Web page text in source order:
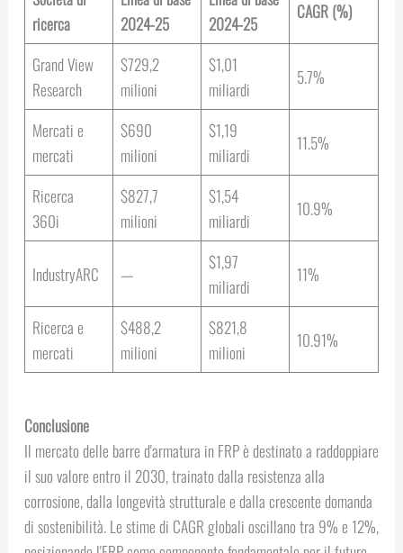
ricerca
2024-25
2024-25
CAGR (%)
Grand View
Research
$729,2
milioni
$1,01
miliardi
5.7%
Mercati e
mercati
$690
milioni
$1,19
miliardi
11.5%
Ricerca
360i
$827,7
milioni
$1,54
miliardi
10.9%
IndustryARC —
$1,97
miliardi
11%
Ricerca e
mercati
$488,2
milioni
$821,8
milioni
10.91%
Conclusione
Il mercato delle barre d'armatura in FRP è destinato a raddoppiare
il suo valore entro il 2030, trainato dalla resistenza alla
corrosione, dalla longevità strutturale e dalla crescente domanda
di sostenibilità. Le stime di CAGR globali oscillano tra 9% e 12%,